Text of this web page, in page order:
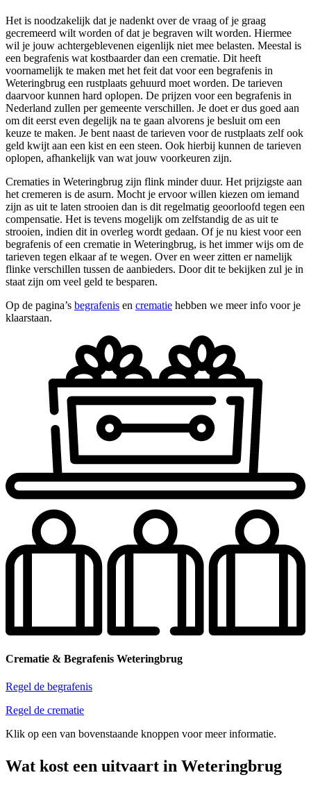
Het is noodzakelijk dat je nadenkt over de vraag of je graag
gecremeerd wilt worden of dat je begraven wilt worden. Hiermee
wil je jouw achtergeblevenen eigenlijk niet mee belasten. Meestal is
een begrafenis wat kostbaarder dan een crematie. Dit heeft
voornamelijk te maken met het feit dat voor een begrafenis in
Weteringbrug een rustplaats gehuurd moet worden. De tarieven
daarvoor kunnen hard oplopen. De prijzen voor een begrafenis in
Nederland zullen per gemeente verschillen. Je doet er dus goed aan
om dit eerst even degelijk na te gaan alvorens je besluit om een
keuze te maken. Je bent naast de tarieven voor de rustplaats zelf ook
geld kwijt aan een kist en een steen. Ook hierbij kunnen de tarieven
oplopen, afhankelijk van wat jouw voorkeuren zijn.
Crematies in Weteringbrug zijn flink minder duur. Het prijzigste aan
het cremeren is de asurn. Mocht je ervoor willen kiezen om iemand
zijn as uit te laten strooien dan is dit regelmatig geoorloofd tegen een
compensatie. Het is tevens mogelijk om zelfstandig de as uit te
strooien, indien dit in overleg wordt gedaan. Of je nu kiest voor een
begrafenis of een crematie in Weteringbrug, is het immer wijs om de
tarieven tegen elkaar af te wegen. Over en weer zitten er namelijk
flinke verschillen tussen de aanbieders. Door dit te bekijken zul je in
staat zijn om veel geld te besparen.
Op de pagina’s begrafenis en crematie hebben we meer info voor je
klaarstaan.
Crematie & Begrafenis Weteringbrug
Regel de begrafenis
Regel de crematie
Klik op een van bovenstaande knoppen voor meer informatie.
Wat kost een uitvaart in Weteringbrug